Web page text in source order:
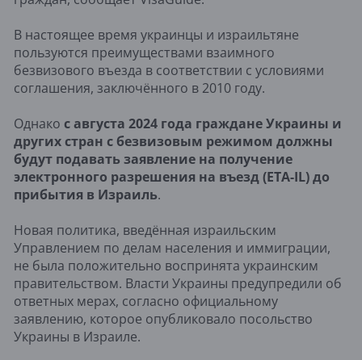
В настоящее время украинцы и израильтяне
пользуются преимуществами взаимного
безвизового въезда в соответствии с условиями
соглашения, заключённого в 2010 году.
Однако с августа 2024 года граждане Украины и
других стран с безвизовым режимом должны
будут подавать заявление на получение
электронного разрешения на въезд (ETA-IL) до
прибытия в Израиль.
Новая политика, введённая израильским
Управлением по делам населения и иммиграции,
не была положительно воспринята украинским
правительством. Власти Украины предупредили об
ответных мерах, согласно официальному
заявлению, которое опубликовало посольство
Украины в Израиле.